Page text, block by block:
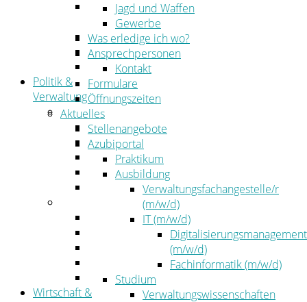
Bekanntmachungen & öffentliche
Zustellungen
Kehrbezirksausschreibungen
Amtsblatt
Öffentliche Ausschreibungen
Politik &
Verwaltung
Politik
Kreistag
Kreistagsinformationssystem
Bürgerinformationssystem
Wahlen
Der Landrat
Kommunalaufsicht
Zahlen, Daten, Fakten
Wirtschaft &
Jagd und Waffen
Gewerbe
Was erledige ich wo?
Ansprechpersonen
Kontakt
Formulare
Öffnungszeiten
Aktuelles
Stellenangebote
Azubiportal
Praktikum
Ausbildung
Verwaltungsfachangestelle/r
(m/w/d)
IT (m/w/d)
Digitalisierungsmanagement
(m/w/d)
Fachinformatik (m/w/d)
Studium
Verwaltungswissenschaften